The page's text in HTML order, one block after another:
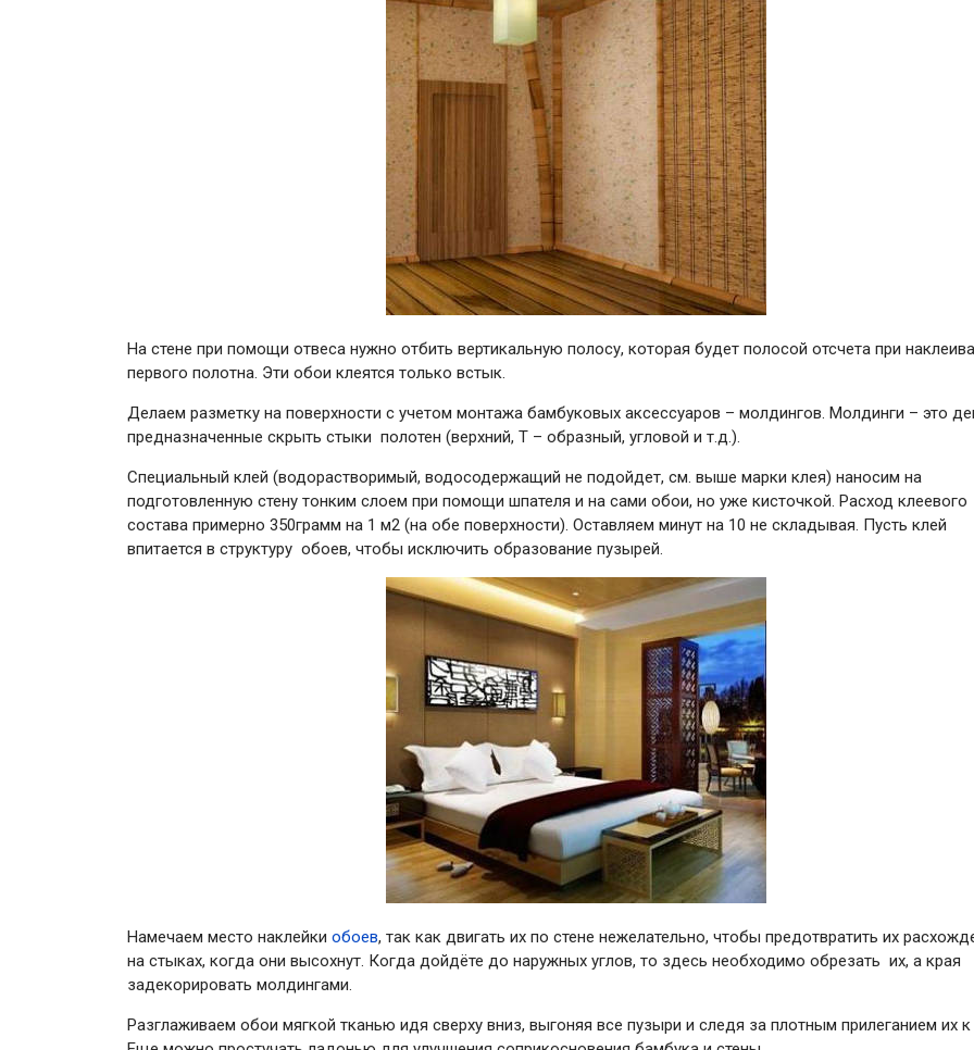
На стене при помощи отвеса нужно отбить вертикальную полосу, которая будет полосой отсчета при
первого полотна. Эти обои клеятся только встык.
Делаем разметку на поверхности с учетом монтажа бамбуковых аксессуаров – молдингов. Молдинги – это
предназначенные скрыть стыки полотен (верхний, Т – образный, угловой и т.д.).
Специальный клей (водорастворимый, водосодержащий не подойдет, см. выше марки клея) наносим на
подготовленную стену тонким слоем при помощи шпателя и на сами обои, но уже кисточкой. Расход клеевого
состава примерно 350грамм на 1 м2 (на обе поверхности). Оставляем минут на 10 не складывая. Пусть клей
впитается в структуру обоев, чтобы исключить образование пузырей.
Намечаем место наклейки обоев, так как двигать их по стене нежелательно, чтобы предотвратить их
на стыках, когда они высохнут. Когда дойдёте до наружных углов, то здесь необходимо обрезать их, а края
задекорировать молдингами.
Разглаживаем обои мягкой тканью идя сверху вниз, выгоняя все пузыри и следя за плотным прилеганием их к